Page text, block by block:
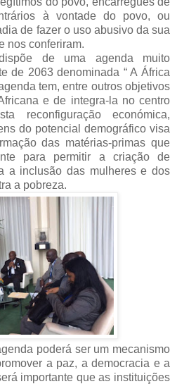
à vontade do povo, ou
de fazer o uso abusivo da sua
nos conferiram.
de uma agenda muito
de 2063 denominada “ A África
tem, entre outros objetivos
e de integra-la no centro
reconfiguração económica,
do potencial demográfico visa
das matérias-primas que
para permitir a criação de
a inclusão das mulheres e dos
a pobreza.
poderá ser um mecanismo
a paz, a democracia e a
importante que as instituições